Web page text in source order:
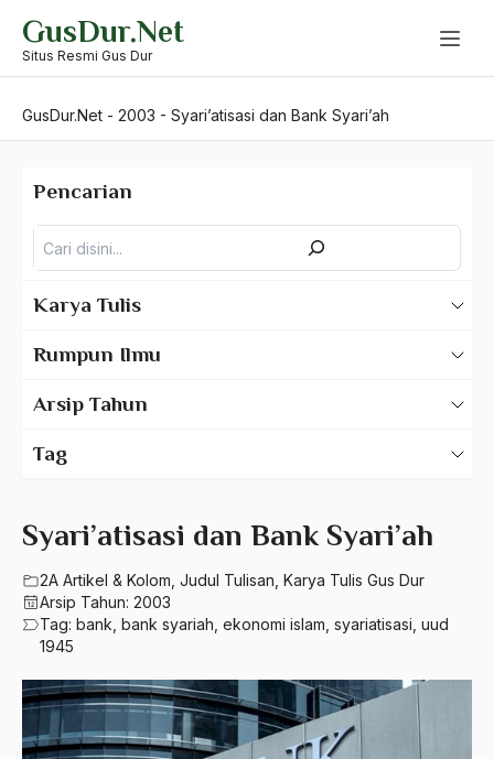
content
GusDur.Net
Situs Resmi Gus Dur
GusDur.Net - 2003 - Syari’atisasi dan Bank Syari’ah
Syari’atisasi dan Bank Syari’ah
2A Artikel & Kolom Judul Tulisan Karya Tulis Gus Dur
Arsip Tahun: 2003
Tag: bank bank syariah ekonomi islam syariatisasi uud
1945
Pencarian
Karya Tulis
Rumpun Ilmu
660 – Ilmu Seni, Desain dan Media
710 – Ilmu Pendidikan
900 – Rumpun Ilmu Lainnya
Arsip Tahun
2023
2021
2020
2019
2018
Tag
A. Mukti Ali
A. Mustofa Bisri
A. Yani
A.A. Baramudi
A.A. Navis
A.H Nasution